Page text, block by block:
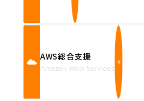
AWS総合支援
Amazon Web Services